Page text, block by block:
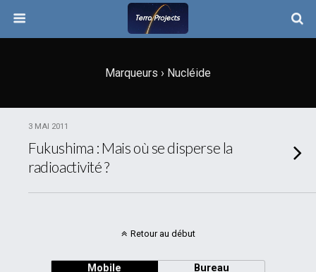
Marqueurs › Nucléide
3 MAI 2011
Fukushima : Mais où se disperse la
radioactivité ?
Retour au début
Mobile Bureau